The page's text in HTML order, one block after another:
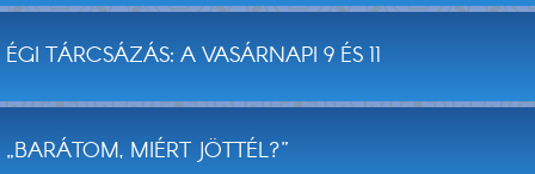
ÉGI TÁRCSÁZÁS: A VASÁRNAPI 9 ÉS 11
„BARÁTOM, MIÉRT JÖTTÉL?”